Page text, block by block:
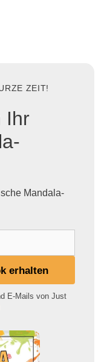
ZEIT!
Ihr
Mandala-
erhalten
E-Mails von Just